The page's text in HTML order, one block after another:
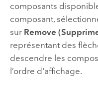
composants
composant,
sur Remove
représentant des
descendre les
l’ordre d'affichage.